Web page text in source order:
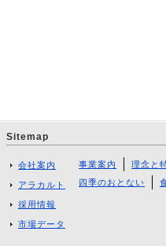
Sitemap
会社案内
アラカルト
採用情報
市場データ
事業案内
理念と
四季のおとない